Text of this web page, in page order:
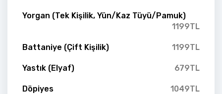
Yorgan (Tek Kişilik, Yün/Kaz Tüyü/Pamuk)
1199TL
Battaniye (Çift Kişilik) 1199TL
Yastık (Elyaf) 679TL
Döpiyes 1049TL